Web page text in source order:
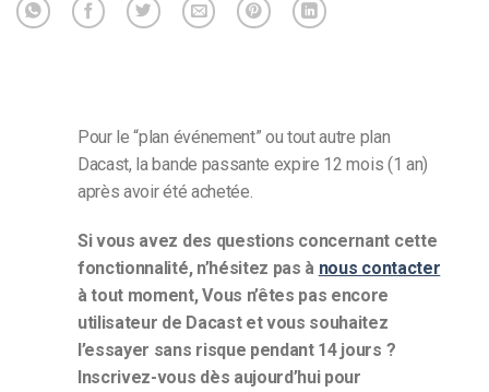
Pour le “plan événement” ou tout autre plan
Dacast, la bande passante expire 12 mois (1 an)
après avoir été achetée.
Si vous avez des questions concernant cette
fonctionnalité, n’hésitez pas à nous contacter
à tout moment,Vous n’êtes pas encore
utilisateur de Dacast et vous souhaitez
l’essayer sans risque pendant 14 jours ?
Inscrivez-vous dès aujourd’hui pour